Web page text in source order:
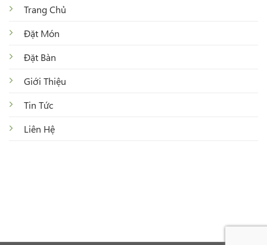
Trang Chủ
Đặt Món
Đặt Bàn
Giới Thiệu
Tin Tức
Liên Hệ